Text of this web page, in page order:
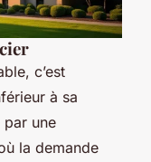
c’est
à sa
par une
la demande